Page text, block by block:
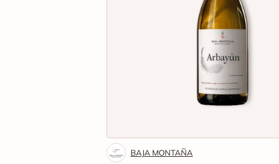
BAJA MONTAÑA